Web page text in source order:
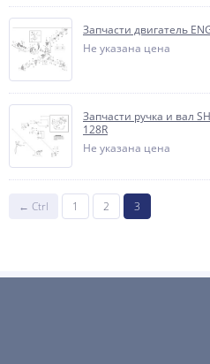
Запчасти двигатель
Не указана цена
Запчасти ручка и вал
128R
Не указана цена
← Ctrl 1 2 3